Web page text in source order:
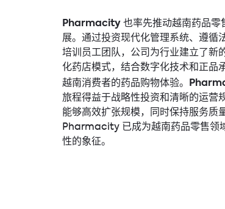
Pharmacity也率先推动越南药品零
展。通过投资现代化管理系统、遵循
培训员工团队，公司为行业建立了新
化药店模式，结合数字化技术和正品
越南消费者的药品购物体验。
旅程得益于战略性投资和清晰的运营
能够高效扩张规模，同时保持服务质
Pharmacity 已成为越南药品零售领
性的象征。